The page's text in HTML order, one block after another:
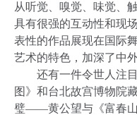
从听觉、嗅觉、味觉、
具有很强的互动性和现
表性的作品展现在国际
艺术的特色，加深了中
还有一件令世人注
图》和台北故宫博物院
璧——黄公望与《富春山